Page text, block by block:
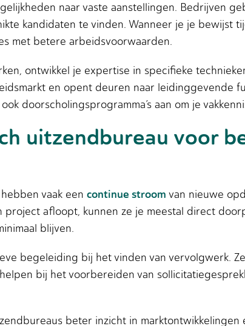
naar vaste aanstellingen. Bedrijven
kandidaten te vinden. Wanneer je je bewijst
met betere arbeidsvoorwaarden.
ontwikkel je expertise in specifieke
en opent deuren naar leidinggevende
doorscholingsprogramma’s aan om je
uitzendbureau voor
vaak een continue stroom van nieuwe
afloopt, kunnen ze je meestal direct
blijven.
begeleiding bij het vinden van vervolgwerk.
bij het voorbereiden van
beter inzicht in marktontwikkelingen